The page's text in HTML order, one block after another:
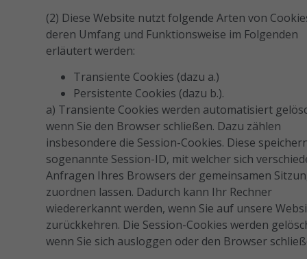
(2) Diese Website nutzt folgende Arten von
deren Umfang und Funktionsweise im Folgenden
erläutert werden:
Transiente Cookies (dazu a.)
Persistente Cookies (dazu b.).
a) Transiente Cookies werden automatisiert
wenn Sie den Browser schließen. Dazu zählen
insbesondere die Session-Cookies. Diese
sogenannte Session-ID, mit welcher sich
Anfragen Ihres Browsers der gemeinsamen
zuordnen lassen. Dadurch kann Ihr Rechner
wiedererkannt werden, wenn Sie auf unsere
zurückkehren. Die Session-Cookies werden
wenn Sie sich ausloggen oder den Browser